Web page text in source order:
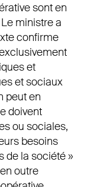
sont en
ministre a
confirme
et
et sociaux
peut en
doivent
ou sociales,
besoins
de la société »
outre